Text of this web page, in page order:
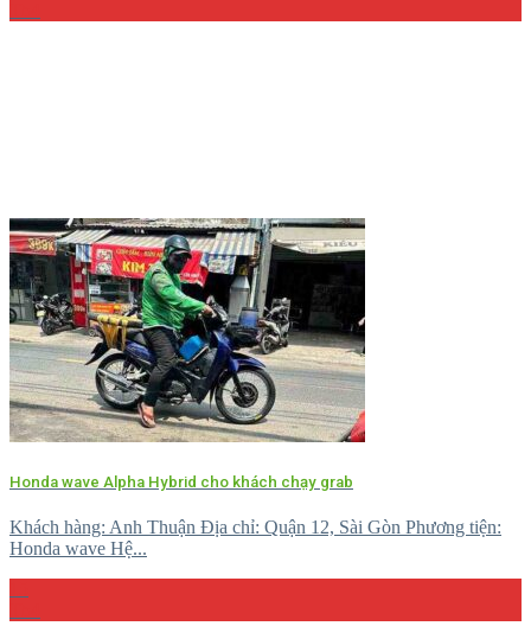
Honda wave Alpha Hybrid cho khách chạy grab
Khách hàng: Anh Thuận Địa chỉ: Quận 12, Sài Gòn Phương tiện:
Honda wave Hệ...